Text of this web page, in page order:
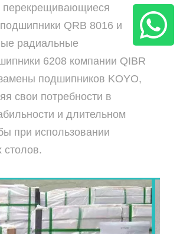
перекрещивающиеся
QRB 8016 и
радиальные
6208 компании QIBR
подшипников KOYO,
свои потребности в
и длительном
при использовании
столов.